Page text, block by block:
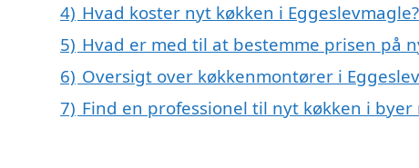
4) Hvad koster nyt køkken i Eggeslevmagle?
5) Hvad er med til at bestemme prisen på
6) Oversigt over køkkenmontører i
7) Find en professionel til nyt køkken i